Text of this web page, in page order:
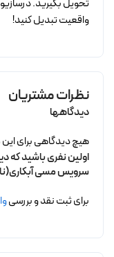
تحویل بگیرید.
واقعیت تبدیل کنید!
نظرات مشتریان
دیدگاهها
هیچ دیدگاهی برای
اولین نفری باشید که
سرویس مسی
برای ثبت نقد و بررسی